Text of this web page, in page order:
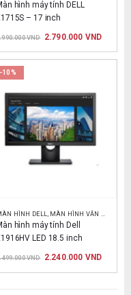
hình máy tính DELL
– 17 inch
VND Giá
là:
2.990.000 VND.
2.790.000 VNDGiá
tại
là:
-10%
HÌNH DELL, MÀN HÌNH VĂN PHÒNG
hình máy tính Dell
LED 18.5 inch
VND Giá
là:
2.240.000 VNDGiá
tại